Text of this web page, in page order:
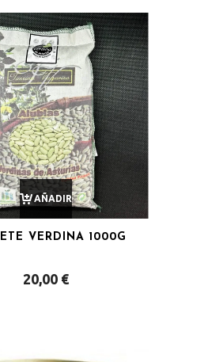
AÑADIR
AL
CARRITO
VERDINA 1000G
20,00 €